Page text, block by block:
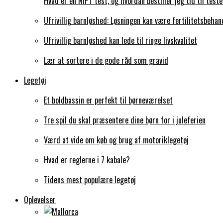
Ufrivillig barnløshed: Løsningen kan være
Ufrivillig barnløshed kan lede til ringe livskvalitet
Lær at sortere i de gode råd som gravid
Legetøj
Et boldbassin er perfekt til børneværelset
Tre spil du skal præsentere dine børn for i juleferien
Værd at vide om køb og brug af motoriklegetøj
Hvad er reglerne i 7 kabale?
Tidens mest populære legetøj
Oplevelser